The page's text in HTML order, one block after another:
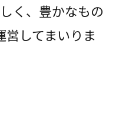
く、豊かなもの
営してまいりま